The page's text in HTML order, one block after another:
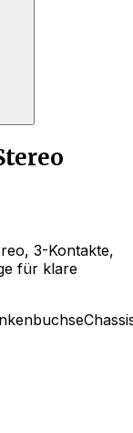
3-Kontakte,
für klare